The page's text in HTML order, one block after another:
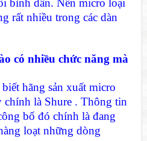
bình dân. Nên micro loại
rất nhiều trong các dàn
có nhiều chức năng mà
hãng sản xuất micro
chính là Shure . Thông tin
bố đó chính là đang
loạt những dòng